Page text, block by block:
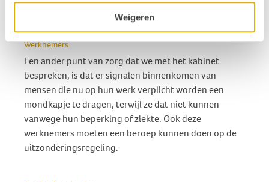
Weigeren
uitzonderingen en inzet van het kaartje.
Werknemers
Een ander punt van zorg dat we met het kabinet
bespreken, is dat er signalen binnenkomen van
mensen die nu op hun werk verplicht worden een
mondkapje te dragen, terwijl ze dat niet kunnen
vanwege hun beperking of ziekte. Ook deze
werknemers moeten een beroep kunnen doen op de
uitzonderingsregeling.